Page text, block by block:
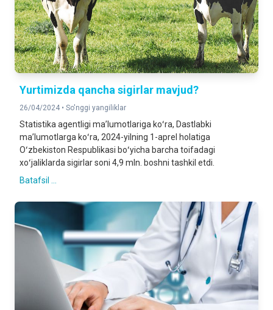
Yurtimizda qancha sigirlar mavjud?
26/04/2024 • So'nggi yangiliklar
Statistika agentligi maʼlumotlariga koʻra, Dastlabki
maʼlumotlarga koʻra, 2024-yilning 1-aprel holatiga
Oʻzbekiston Respublikasi boʻyicha barcha toifadagi
xoʻjaliklarda sigirlar soni 4,9 mln. boshni tashkil etdi.
Batafsil ...